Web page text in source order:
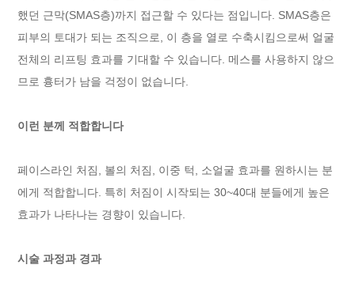
했던 근막(SMAS층)까지 접근할 수 있다는 점입니다. SMAS층은
피부의 토대가 되는 조직으로, 이 층을 열로 수축시킴으로써 얼굴
전체의 리프팅 효과를 기대할 수 있습니다. 메스를 사용하지 않으
므로 흉터가 남을 걱정이 없습니다.
이런 분께 적합합니다
페이스라인 처짐, 볼의 처짐, 이중 턱, 소얼굴 효과를 원하시는 분
에게 적합합니다. 특히 처짐이 시작되는 30~40대 분들에게 높은
효과가 나타나는 경향이 있습니다.
시술 과정과 경과